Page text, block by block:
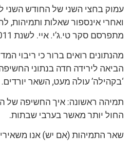
ואחרי אינספור שאלות ותמיהות,
מתפרסם סקר טי.ג’י. איי. לשנת 2011.
מהנתונים רואים ברור כי ריבוי
הביאה לירידה חדה בנתוני
‘בקהילה’ עולה מעט, השאר יורדים.
תמיהה ראשונה: איך החשיפה של
החול יותר מאשר בערבי שבתות.
שאר התמיהות (אם יש) אנו